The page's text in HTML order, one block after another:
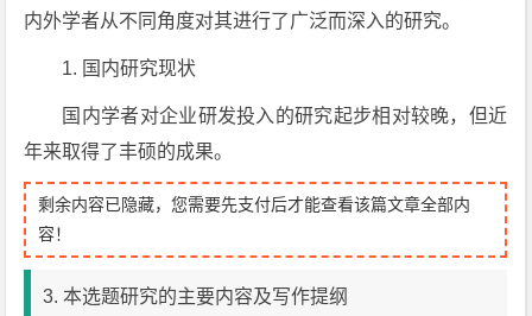
内外学者从不同角度对其进行了广泛而深入的研究。
1. 国内研究现状
国内学者对企业研发投入的研究起步相对较晚，但近
年来取得了丰硕的成果。
剩余内容已隐藏，您需要先支付后才能查看该篇文章全部内
容！
3. 本选题研究的主要内容及写作提纲